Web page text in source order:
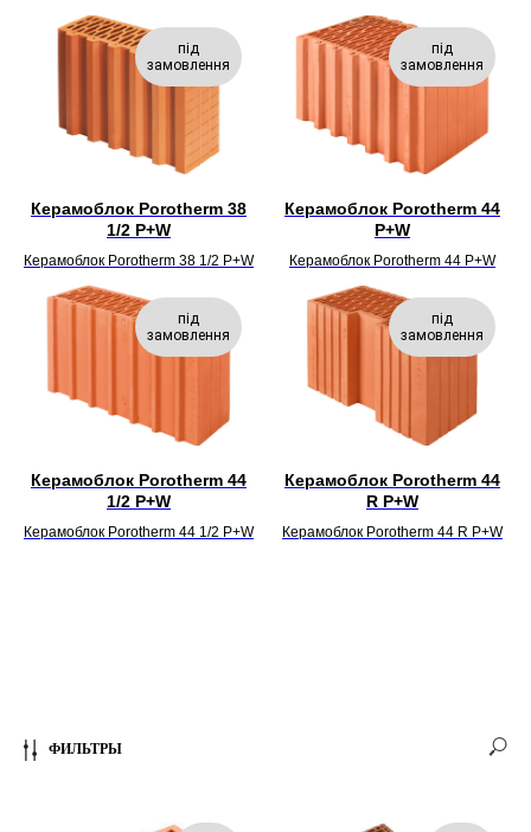
під
замовлення
Керамоблок Porotherm 38
1/2 P+W
Керамоблок Porotherm 38 1/2 P+W
під
замовлення
Керамоблок Porotherm 44
P+W
Керамоблок Porotherm 44 P+W
під
замовлення
Керамоблок Porotherm 44
1/2 P+W
Керамоблок Porotherm 44 1/2 P+W
під
замовлення
Керамоблок Porotherm 44
R P+W
Керамоблок Porotherm 44 R P+W
ФИЛЬТРЫ